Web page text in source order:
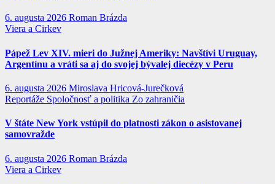
6. augusta 2026 Roman Brázda
Viera a Cirkev
Pápež Lev XIV. mieri do Južnej Ameriky: Navštívi Uruguay,
Argentínu a vráti sa aj do svojej bývalej diecézy v Peru
6. augusta 2026 Miroslava Hricová-Jurečková
Reportáže Spoločnosť a politika Zo zahraničia
V štáte New York vstúpil do platnosti zákon o asistovanej
samovražde
6. augusta 2026 Roman Brázda
Viera a Cirkev